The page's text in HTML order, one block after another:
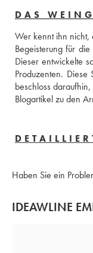
DAS
Wer kennt ihn nicht,
Begeisterung für
Dieser entwickelte
Produzenten.
beschloss
Blogartikel zu den
Haben Sie ein
IDEAWLINE